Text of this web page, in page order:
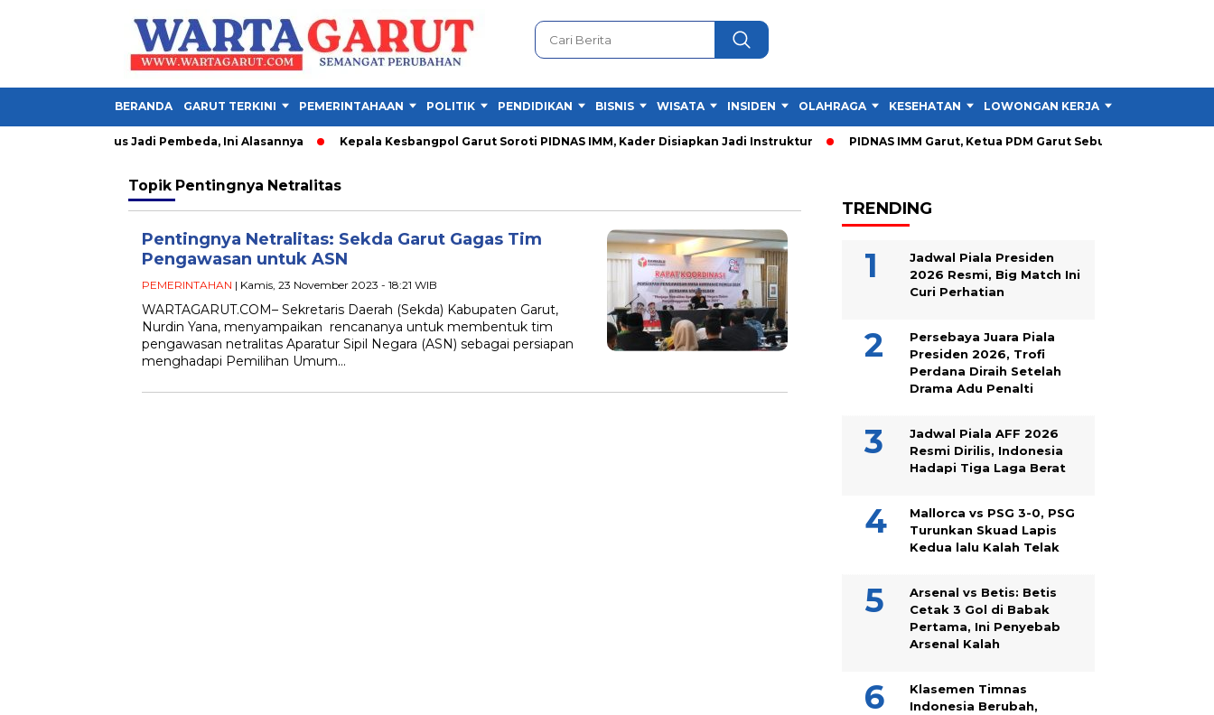
BERANDA GARUT TERKINI PEMERINTAHAAN POLITIK PENDIDIKAN BISNIS WISATA INSIDEN OLAHRAGA KESEHATAN LOWONGAN KERJA
IMM Harus Jadi Pembeda, Ini Alasannya Kepala Kesbangpol Garut Soroti PIDNAS IMM, Kader Disiapkan Jadi Instruktur PIDNAS IMM Garut, Ketua PDM Garut Sebut RTL Lebih
Topik Pentingnya Netralitas
Pentingnya Netralitas: Sekda Garut Gagas Tim
Pengawasan untuk ASN
PEMERINTAHAN | Kamis, 23 November 2023 - 18:21 WIB
WARTAGARUT.COM– Sekretaris Daerah (Sekda) Kabupaten Garut,
Nurdin Yana, menyampaikan rencananya untuk membentuk tim
pengawasan netralitas Aparatur Sipil Negara (ASN) sebagai persiapan
menghadapi Pemilihan Umum…
TRENDING
Jadwal Piala Presiden
2026 Resmi, Big Match Ini
Curi Perhatian
Persebaya Juara Piala
Presiden 2026, Trofi
Perdana Diraih Setelah
Drama Adu Penalti
Jadwal Piala AFF 2026
Resmi Dirilis, Indonesia
Hadapi Tiga Laga Berat
Mallorca vs PSG 3-0, PSG
Turunkan Skuad Lapis
Kedua lalu Kalah Telak
Arsenal vs Betis: Betis
Cetak 3 Gol di Babak
Pertama, Ini Penyebab
Arsenal Kalah
Klasemen Timnas
Indonesia Berubah,